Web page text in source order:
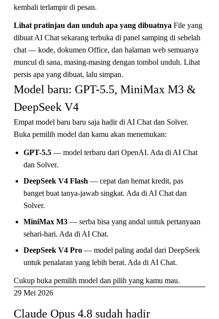
kembali terlampir di pesan.
Lihat pratinjau dan unduh apa yang dibuatnya File yang
dibuat AI Chat sekarang terbuka di panel samping di sebelah
chat — kode, dokumen Office, dan halaman web semuanya
muncul di sana, masing-masing dengan tombol unduh. Lihat
persis apa yang dibuat, lalu simpan.
Model baru: GPT-5.5, MiniMax M3 &
DeepSeek V4
Empat model baru baru saja hadir di AI Chat dan Solver.
Buka pemilih model dan kamu akan menemukan:
GPT-5.5 — model terbaru dari OpenAI. Ada di AI Chat
dan Solver.
DeepSeek V4 Flash — cepat dan hemat kredit, pas
banget buat tanya-jawab singkat. Ada di AI Chat dan
Solver.
MiniMax M3 — serba bisa yang andal untuk pertanyaan
sehari-hari. Ada di AI Chat.
DeepSeek V4 Pro — model paling andal dari DeepSeek
untuk penalaran yang lebih berat. Ada di AI Chat.
Cukup buka pemilih model dan pilih yang kamu mau.
29 Mei 2026
Claude Opus 4.8 sudah hadir